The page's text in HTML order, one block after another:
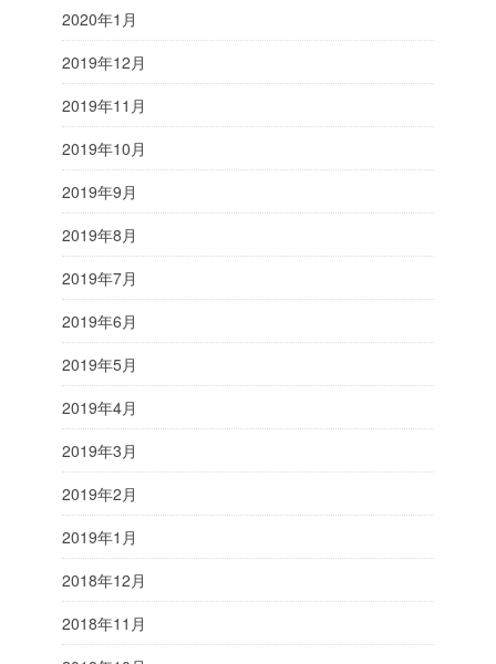
2020年1月
2019年12月
2019年11月
2019年10月
2019年9月
2019年8月
2019年7月
2019年6月
2019年5月
2019年4月
2019年3月
2019年2月
2019年1月
2018年12月
2018年11月